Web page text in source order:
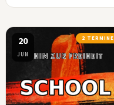
20
JUN
2 TERMINE